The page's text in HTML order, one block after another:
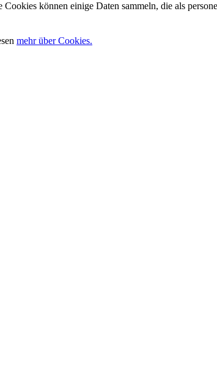
können einige Daten sammeln, die als
mehr über Cookies.